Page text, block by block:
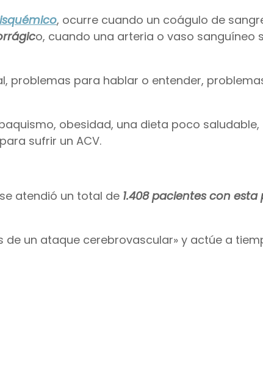
isquémico, ocurre cuando un coágulo de
o, cuando una arteria o vaso sanguíneo
problemas para hablar o entender,
obesidad, una dieta poco
sufrir un ACV.
atendió un total de 1.408 pacientes con
un ataque cerebrovascular» y actúe a